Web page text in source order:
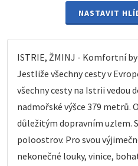
NASTAVIT
ISTRIE, ŽMINJ - Komfortní
Jestliže všechny cesty v
všechny cesty na Istrii vedou
nadmořské výšce 379 metrů.
důležitým dopravním uzlem.
poloostrov. Pro svou
nekonečné louky, vinice,